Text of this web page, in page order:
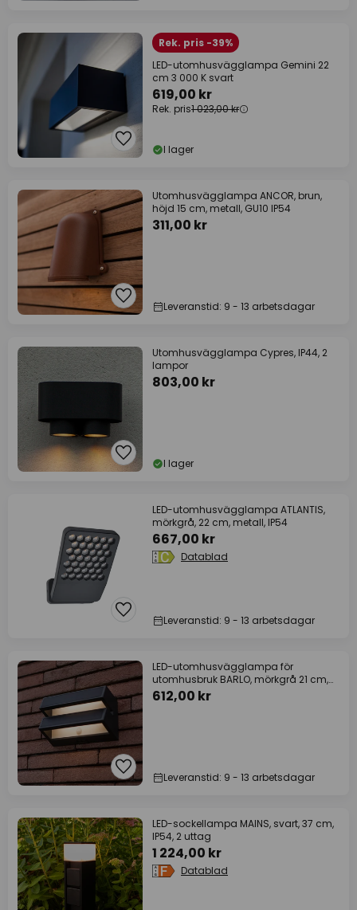
Rek. pris -39%
LED-utomhusvägglampa Gemini 22
cm 3 000 K svart
619,00 kr
Rek. pris1 023,00 kr
I lager
Utomhusvägglampa ANCOR, brun,
höjd 15 cm, metall, GU10 IP54
311,00 kr
Leveranstid: 9 - 13 arbetsdagar
Utomhusvägglampa Cypres, IP44, 2
lampor
803,00 kr
I lager
LED-utomhusvägglampa ATLANTIS,
mörkgrå, 22 cm, metall, IP54
667,00 kr
Datablad
Leveranstid: 9 - 13 arbetsdagar
LED-utomhusvägglampa för
utomhusbruk BARLO, mörkgrå 21 cm,
rörelsesensor, IP54
612,00 kr
Leveranstid: 9 - 13 arbetsdagar
LED-sockellampa MAINS, svart, 37 cm,
IP54, 2 uttag
1 224,00 kr
Datablad